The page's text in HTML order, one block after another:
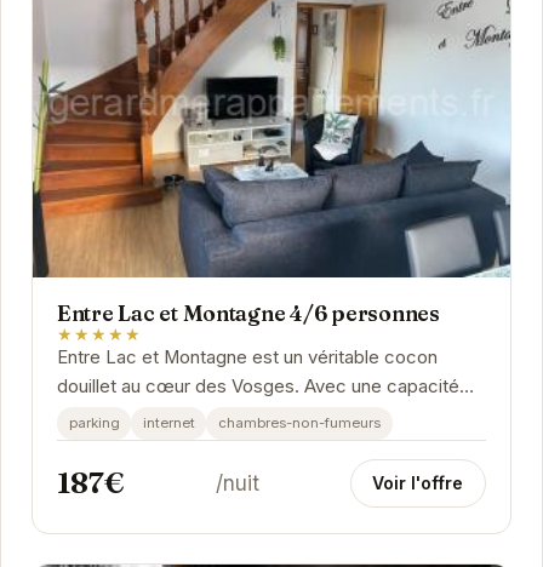
Entre Lac et Montagne 4/6 personnes
★★★★★
Entre Lac et Montagne est un véritable cocon
douillet au cœur des Vosges. Avec une capacité
d'accueil de 4 à 6 personnes, cet appartement
offre...
parking internet chambres-non-fumeurs
187€ /nuit Voir l'offre